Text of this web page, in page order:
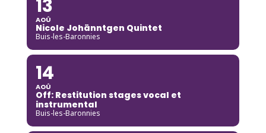
13
AOÛ
Nicole Johänntgen Quintet
Buis-les-Baronnies
14
AOÛ
Off: Restitution stages vocal et
instrumental
Buis-les-Baronnies